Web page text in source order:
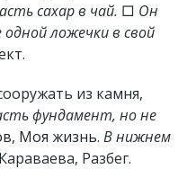
сахар в чай. □ Он
одной ложечки в свой
.
из камня,
фундамент, но не
Моя жизнь. В нижнем
Караваева, Разбег.